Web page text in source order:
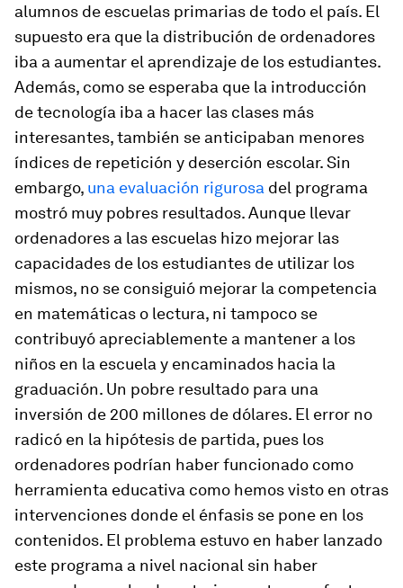
alumnos de escuelas primarias de todo el país. El
supuesto era que la distribución de ordenadores
iba a aumentar el aprendizaje de los estudiantes.
Además, como se esperaba que la introducción
de tecnología iba a hacer las clases más
interesantes, también se anticipaban menores
índices de repetición y deserción escolar. Sin
embargo, una evaluación rigurosa del programa
mostró muy pobres resultados. Aunque llevar
ordenadores a las escuelas hizo mejorar las
capacidades de los estudiantes de utilizar los
mismos, no se consiguió mejorar la competencia
en matemáticas o lectura, ni tampoco se
contribuyó apreciablemente a mantener a los
niños en la escuela y encaminados hacia la
graduación. Un pobre resultado para una
inversión de 200 millones de dólares. El error no
radicó en la hipótesis de partida, pues los
ordenadores podrían haber funcionado como
herramienta educativa como hemos visto en otras
intervenciones donde el énfasis se pone en los
contenidos. El problema estuvo en haber lanzado
este programa a nivel nacional sin haber